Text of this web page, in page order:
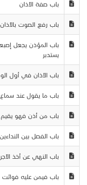
باب صفة الأذان
باب رفع الصوت بالأذان
باب المؤذن يجعل
يستدبر
باب الأذان في أول
باب ما يقول عند سماع
باب من أذن فهو يقيم
باب الفصل بين
باب النهي عن أخذ
باب فيمن عليه فوائت